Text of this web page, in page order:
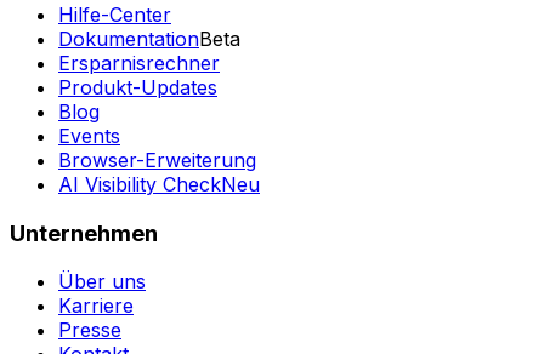
Hilfe-Center
DokumentationBeta
Ersparnisrechner
Produkt-Updates
Blog
Events
Browser-Erweiterung
AI Visibility CheckNeu
Unternehmen
Über uns
Karriere
Presse